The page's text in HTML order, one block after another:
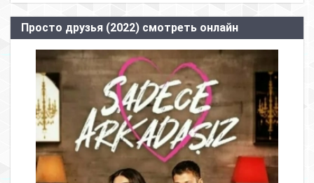
Просто друзья (2022) смотреть онлайн